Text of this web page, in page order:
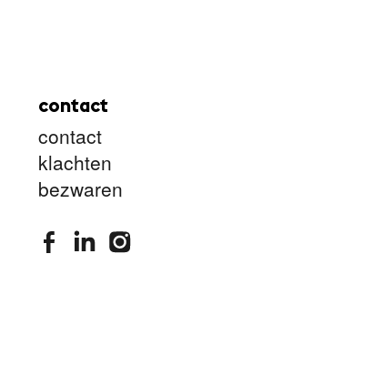
contact
contact
klachten
bezwaren
stimuleringsfonds facebook
stimuleringsfonds linkedin
stimuleringsfonds instagram